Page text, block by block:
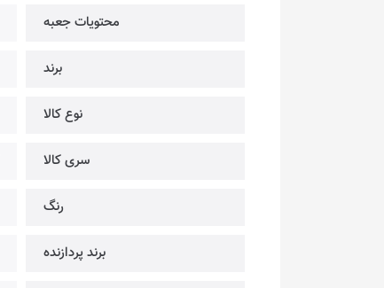
محتویات جعبه
برند
نوع کالا
سری کالا
رنگ
برند پردازنده